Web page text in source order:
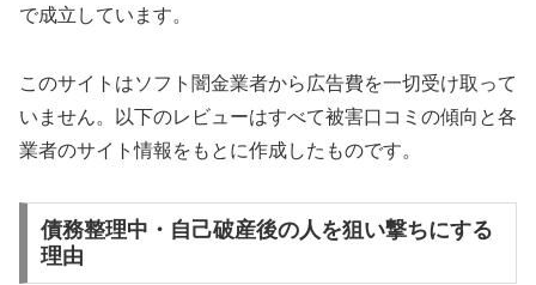
で成立しています。
このサイトはソフト闇金業者から広告費を一切受け取って
いません。以下のレビューはすべて被害口コミの傾向と各
業者のサイト情報をもとに作成したものです。
債務整理中・自己破産後の人を狙い撃ちにする
理由